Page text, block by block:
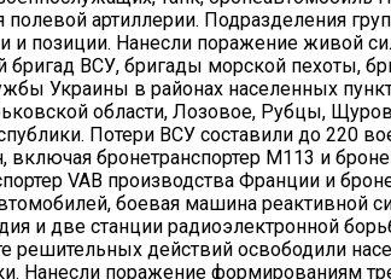
артиллерии. Подразделения
позиции. Нанесли поражение живой
ВСУ, бригады морской пехоты,
Украины в районах населенных
области, Лозовое, Рубцы,
Потери ВСУ составили до 220
бронетранспортер М113 и
VAB производства Франции и
боевая машина реактивной
и две станции радиоэлектронной
решительных действий освободили
Нанесли поражение формированиям